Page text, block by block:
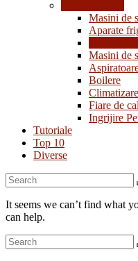
Masini de
Aparate
Masini de
Boilere
Climatizare
Fiare de
Ingrijire
Tutoriale
Top 10
Diverse
It seems we can’t find what
can help.